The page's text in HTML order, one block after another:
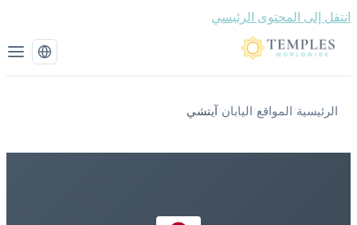
إلى المحتوى الرئيسي
الرئيسية/المواقع/اليابان آيتشي